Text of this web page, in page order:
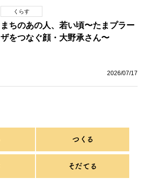
くらす
まちのあの人、若い頃〜たまプラー
ザをつなぐ顔・大野承さん〜
2026/07/17